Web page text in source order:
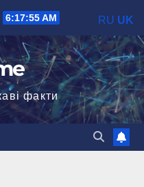
6:17:56 AM
факти
RU UK